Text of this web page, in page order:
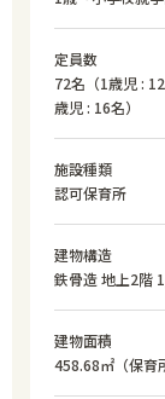
定員数
72名（1歳児 :
歳児 : 16名）
施設種類
認可保育所
建物構造
鉄骨造 地上2階
建物面積
458.68㎡（保育